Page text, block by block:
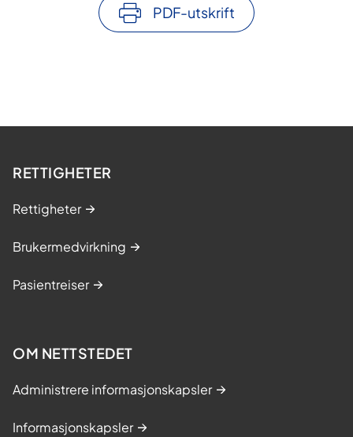
e
PDF-utskrift
RETTIGHETER
Rettigheter
Brukermedvirkning
Pasientreiser
OM NETTSTEDET
Administrere informasjonskapsler
Informasjonskapsler